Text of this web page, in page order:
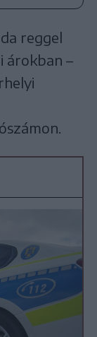
reggel
árokban –